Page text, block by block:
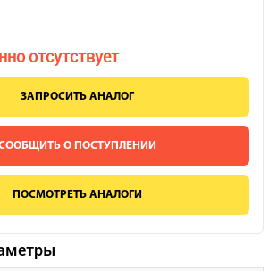
отсутствует
ЗАПРОСИТЬ АНАЛОГ
О ПОСТУПЛЕНИИ
ПОСМОТРЕТЬ АНАЛОГИ